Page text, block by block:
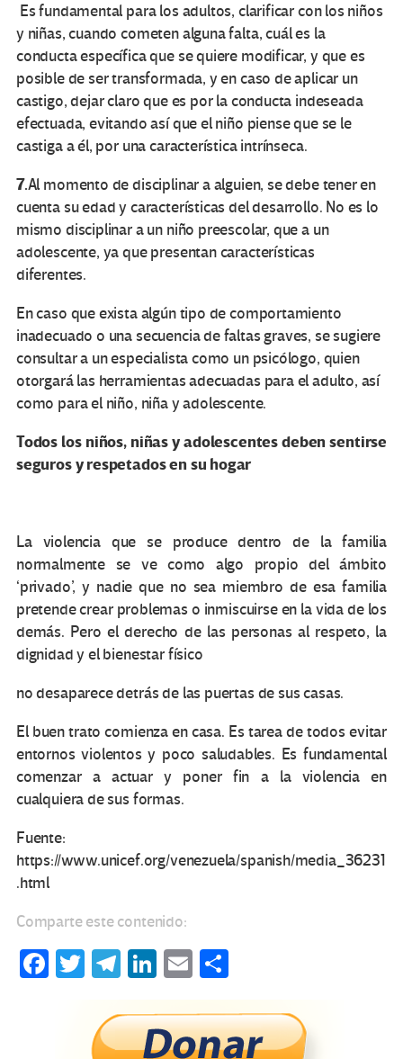
Es fundamental para los adultos, clarificar con los niños
y niñas, cuando cometen alguna falta, cuál es la
conducta específica que se quiere modificar, y que es
posible de ser transformada, y en caso de aplicar un
castigo, dejar claro que es por la conducta indeseada
efectuada, evitando así que el niño piense que se le
castiga a él, por una característica intrínseca.
7.Al momento de disciplinar a alguien, se debe tener en
cuenta su edad y características del desarrollo. No es lo
mismo disciplinar a un niño preescolar, que a un
adolescente, ya que presentan características
diferentes.
En caso que exista algún tipo de comportamiento
inadecuado o una secuencia de faltas graves, se sugiere
consultar a un especialista como un psicólogo, quien
otorgará las herramientas adecuadas para el adulto, así
como para el niño, niña y adolescente.
Todos los niños, niñas y adolescentes deben sentirse
seguros y respetados en su hogar
La violencia que se produce dentro de la familia
normalmente se ve como algo propio del ámbito
‘privado’, y nadie que no sea miembro de esa familia
pretende crear problemas o inmiscuirse en la vida de los
demás. Pero el derecho de las personas al respeto, la
dignidad y el bienestar físico
no desaparece detrás de las puertas de sus casas.
El buen trato comienza en casa. Es tarea de todos evitar
entornos violentos y poco saludables. Es fundamental
comenzar a actuar y poner fin a la violencia en
cualquiera de sus formas.
Fuente:
https://www.unicef.org/venezuela/spanish/media_36231
.html
Comparte este contenido:
Fa T
tt
er
Te
gr
a
Li
ke
dI
E
ail m
p